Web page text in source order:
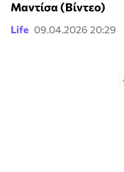
Μαντίσα (Βίντεο)
Life 09.04.2026 20:29